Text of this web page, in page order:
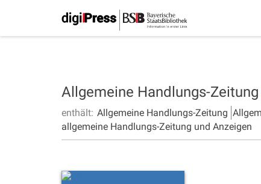
Allgemeine Handlungs-Zeitung
enthält: Allgemeine Handlungs-Zeitung
allgemeine Handlungs-Zeitung und Anzeigen